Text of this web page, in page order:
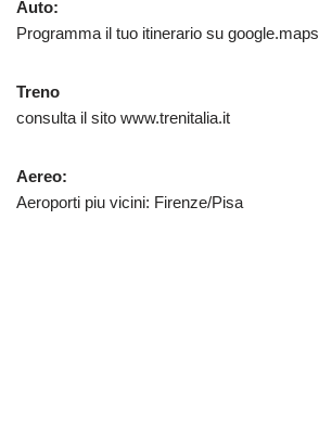
Auto:
Programma il tuo itinerario su google.maps
Treno
consulta il sito www.trenitalia.it
Aereo:
Aeroporti piu vicini: Firenze/Pisa